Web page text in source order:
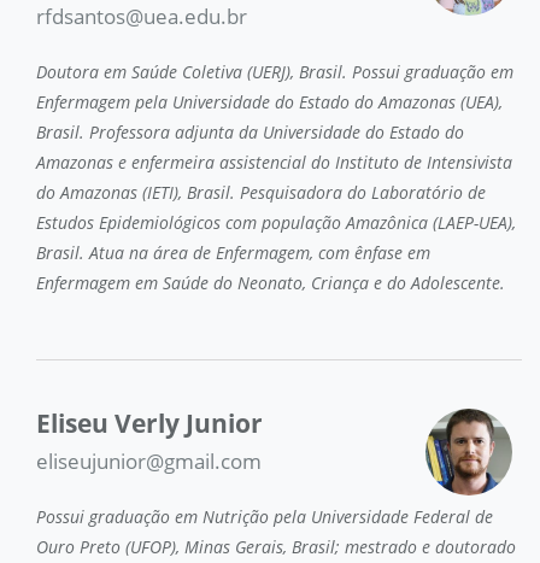
rfdsantos@uea.edu.br
Doutora em Saúde Coletiva (UERJ), Brasil. Possui graduação em
Enfermagem pela Universidade do Estado do Amazonas (UEA),
Brasil. Professora adjunta da Universidade do Estado do
Amazonas e enfermeira assistencial do Instituto de Intensivista
do Amazonas (IETI), Brasil. Pesquisadora do Laboratório de
Estudos Epidemiológicos com população Amazônica (LAEP-UEA),
Brasil. Atua na área de Enfermagem, com ênfase em
Enfermagem em Saúde do Neonato, Criança e do Adolescente.
Eliseu Verly Junior
eliseujunior@gmail.com
Possui graduação em Nutrição pela Universidade Federal de
Ouro Preto (UFOP), Minas Gerais, Brasil; mestrado e doutorado